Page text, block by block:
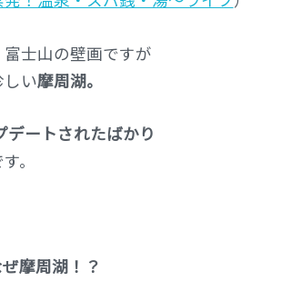
士山の壁画ですが
い摩周湖。
デートされたばかり
。
摩周湖！？